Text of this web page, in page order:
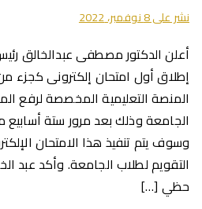
نشر على8 نوفمبر، 2022
أعلن الدكتور مصطفى عبدالخالق
إطلاق أول امتحان إلكترونى كجزء
المنصة التعليمية المخصصة لرفع
الجامعة وذلك بعد مرور ستة أسابيع
وسوف يتم تنفيذ هذا الامتحان
التقويم لطلاب الجامعة. وأكد عبد
حظي […]